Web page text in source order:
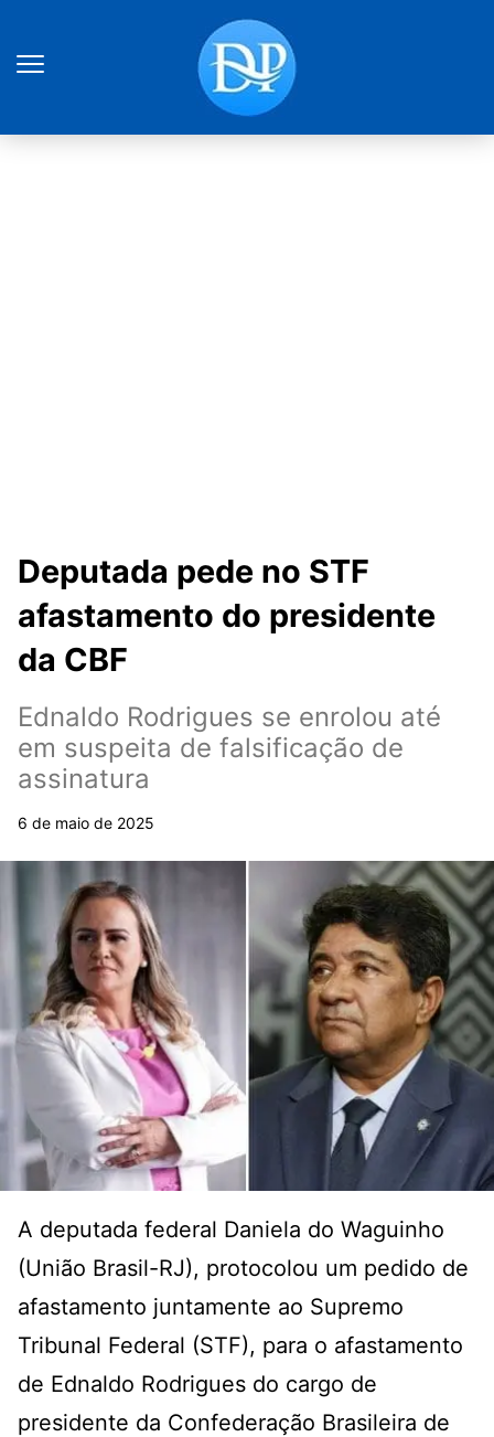
Deputada pede no STF
afastamento do presidente
da CBF
Ednaldo Rodrigues se enrolou até
em suspeita de falsificação de
assinatura
6 de maio de 2025
A deputada federal Daniela do Waguinho
(União Brasil-RJ), protocolou um pedido de
afastamento juntamente ao Supremo
Tribunal Federal (STF), para o afastamento
de Ednaldo Rodrigues do cargo de
presidente da Confederação Brasileira de